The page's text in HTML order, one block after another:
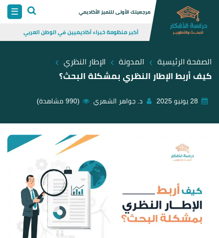
Skip
☰ مرجعيتك الأولى للتميز الأكاديمي
أكبر منظومة خبراء أكاديميين في الوطن العربي
الصفحة الرئيسية › المدونة › الإطار النظري ›
كيف أربط الإطار النظري بمشكلة البحث؟
د. جواهر الشهري (990 مشاهدة)